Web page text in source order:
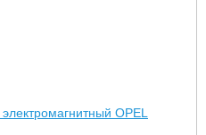
OPEL